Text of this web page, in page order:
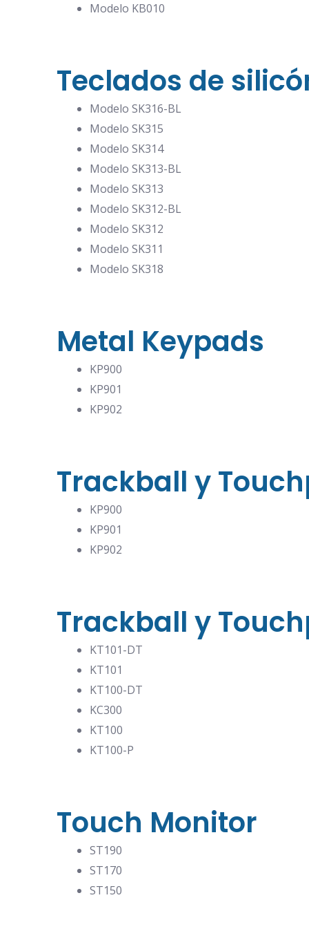
Modelo KB010
Teclados de
Modelo SK316-BL
Modelo SK315
Modelo SK314
Modelo SK313-BL
Modelo SK313
Modelo SK312-BL
Modelo SK312
Modelo SK311
Modelo SK318
Metal Keypads
KP900
KP901
KP902
Trackball y
KP900
KP901
KP902
Trackball y
KT101-DT
KT101
KT100-DT
KC300
KT100
KT100-P
Touch Monitor
ST190
ST170
ST150